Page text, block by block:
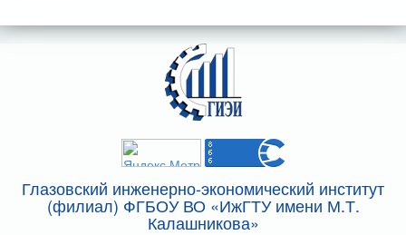
Глазовский инженерно-экономический институт
(филиал) ФГБОУ ВО «ИжГТУ имени М.Т.
Калашникова»